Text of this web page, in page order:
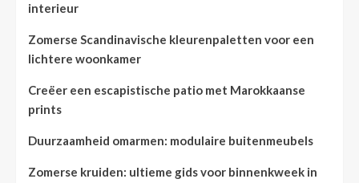
interieur
Zomerse Scandinavische kleurenpaletten voor een
lichtere woonkamer
Creëer een escapistische patio met Marokkaanse
prints
Duurzaamheid omarmen: modulaire buitenmeubels
Zomerse kruiden: ultieme gids voor binnenkweek in